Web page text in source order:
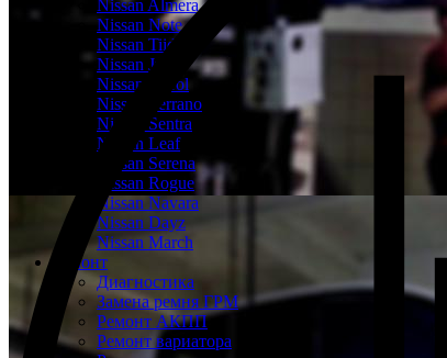
Nissan Almera
Nissan Note
Nissan Tiida
Nissan Juke
Nissan Patrol
Nissan Terrano
Nissan Sentra
Nissan Leaf
Nissan Serena
Nissan Rogue
Nissan Navara
Nissan Dayz
Nissan March
Ремонт
Диагностика
Замена ремня ГРМ
Ремонт АКПП
Ремонт вариатора